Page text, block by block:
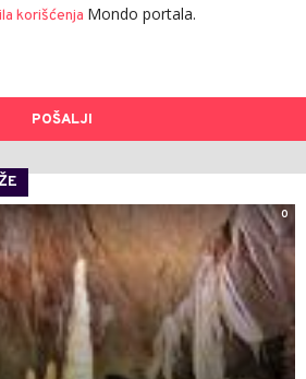
korišćenja Mondo portala.
POŠALJI
0